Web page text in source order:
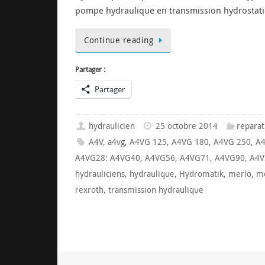
pompe hydraulique en transmission
Continue reading
Partager :
Partager
hydraulicien 25 octobre 2014
A4V,a4vg,A4VG 125,A4VG 180,A4VG 250,
A4VG28: A4VG40, A4VG56, A4VG71 , A4VG90,
hydrauliciens, hydraulique, Hydromatik, merlo,
rexroth, transmission hydraulique